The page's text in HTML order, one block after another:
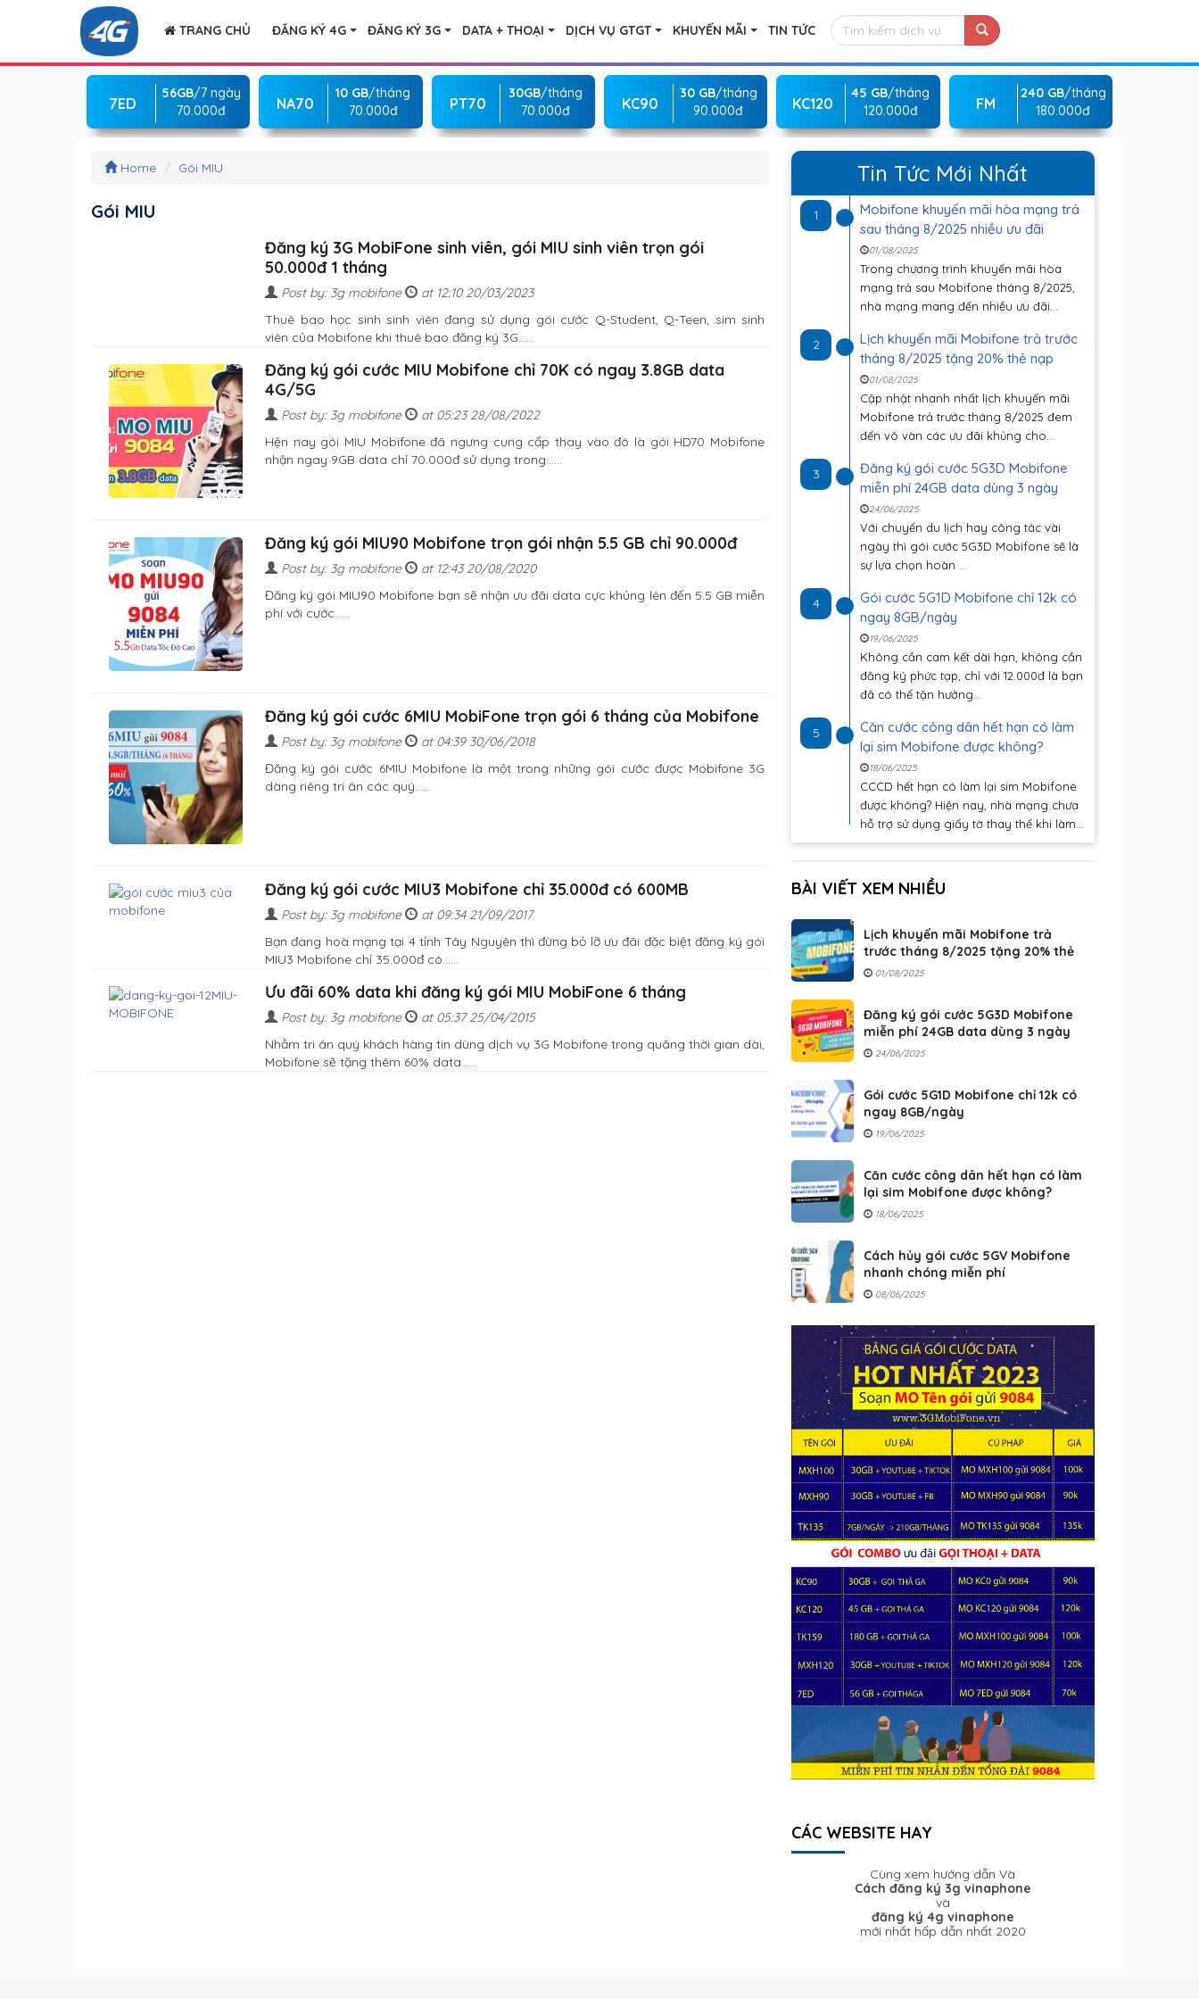
TRANG CHỦ ĐĂNG KÝ 4G ĐĂNG KÝ 3G DATA + THOẠI DỊCH VỤ GTGT KHUYẾN MÃI TIN TỨC
7ED
56GB/7 ngày
70.000đ
NA70
10 GB/tháng
70.000đ
PT70
30GB/tháng
70.000đ
KC90
30 GB/tháng
90.000đ
KC120
45 GB/tháng
120.000đ
FM
240 GB/tháng
180.000đ
Home Gói MIU
Gói MIU
Đăng ký 3G MobiFone sinh viên, gói MIU sinh viên trọn gói
50.000đ 1 tháng
Post by: 3g mobifone
at 12:10 20/03/2023
Thuê bao học sinh sinh viên đang sử dụng gói cước Q-Student, Q-Teen, sim sinh
viên của Mobifone khi thuê bao đăng ký 3G......
Đăng ký gói cước MIU Mobifone chỉ 70K có ngay 3.8GB data
4G/5G
Post by: 3g mobifone
at 05:23 28/08/2022
Hện nay gói MIU Mobifone đã ngưng cung cấp thay vào đó là gói HD70 Mobifone
nhận ngay 9GB data chỉ 70.000đ sử dụng trong......
Đăng ký gói MIU90 Mobifone trọn gói nhận 5.5 GB chỉ 90.000đ
Post by: 3g mobifone
at 12:43 20/08/2020
Đăng ký gói MIU90 Mobifone bạn sẽ nhận ưu đãi data cực khủng lên đến 5.5 GB miễn
phí với cước......
Đăng ký gói cước 6MIU MobiFone trọn gói 6 tháng của Mobifone
Post by: 3g mobifone
at 04:39 30/06/2018
Đăng ký gói cước 6MIU Mobifone là một trong những gói cước được Mobifone 3G
dàng riêng tri ân các quý......
Đăng ký gói cước MIU3 Mobifone chỉ 35.000đ có 600MB
Post by: 3g mobifone
at 09:34 21/09/2017
Bạn đang hoà mạng tại 4 tỉnh Tây Nguyên thì đừng bỏ lỡ ưu đãi đặc biệt đăng ký gói
MIU3 Mobifone chỉ 35.000đ có......
Ưu đãi 60% data khi đăng ký gói MIU MobiFone 6 tháng
Post by: 3g mobifone
at 05:37 25/04/2015
Nhằm tri ân quý khách hàng tin dùng dịch vụ 3G Mobifone trong quãng thời gian dài,
Mobifone sẽ tặng thêm 60% data......
Tin Tức Mới Nhất
1
Mobifone khuyến mãi hòa mạng trả
sau tháng 8/2025 nhiều ưu đãi
01/08/2025
Trong chương trình khuyến mãi hòa
mạng trả sau Mobifone tháng 8/2025,
nhà mạng mang đến nhiều ưu đãi...
2
Lịch khuyến mãi Mobifone trả trước
tháng 8/2025 tặng 20% thẻ nạp
01/08/2025
Cập nhật nhanh nhất lịch khuyến mãi
Mobifone trả trước tháng 8/2025 đem
đến vô vàn các ưu đãi khủng cho...
3
Đăng ký gói cước 5G3D Mobifone
miễn phí 24GB data dùng 3 ngày
24/06/2025
Với chuyến du lịch hay công tác vài
ngày thì gói cước 5G3D Mobifone sẽ là
sự lựa chọn hoàn ...
4
Gói cước 5G1D Mobifone chỉ 12k có
ngay 8GB/ngày
19/06/2025
Không cần cam kết dài hạn, không cần
đăng ký phức tạp, chỉ với 12.000đ là bạn
đã có thể tận hưởng...
5
Căn cước công dân hết hạn có làm
lại sim Mobifone được không?
18/06/2025
CCCD hết hạn có làm lại sim Mobifone
được không? Hiện nay, nhà mạng chưa
hỗ trợ sử dụng giấy tờ thay thế khi làm...
BÀI VIẾT XEM NHIỀU
Lịch khuyến mãi Mobifone trả
trước tháng 8/2025 tặng 20% thẻ
nạp01/08/2025
Đăng ký gói cước 5G3D Mobifone
miễn phí 24GB data dùng 3 ngày
24/06/2025
Gói cước 5G1D Mobifone chỉ 12k có
ngay 8GB/ngày
19/06/2025
Căn cước công dân hết hạn có làm
lại sim Mobifone được không?
18/06/2025
Cách hủy gói cước 5GV Mobifone
nhanh chóng miễn phí
08/06/2025
CÁC WEBSITE HAY
Cùng xem hướng dẫn Và
Cách đăng ký 3g vinaphone
và
đăng ký 4g vinaphone
mới nhất hấp dẫn nhất 2020